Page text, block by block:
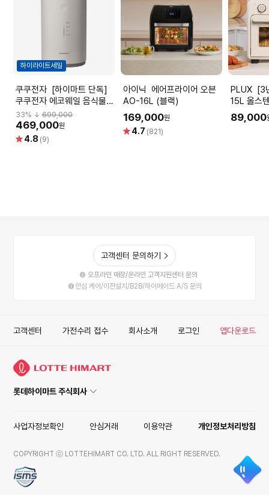
하이라이트세일
쿠쿠전자 [하이마트 단독]
쿠쿠전자 에코웨일 음식물처
리기(건조분쇄타입/2L)
CFD-EFF201DCNW
33% ↓ 699,000
469,000원
별 4.8 (9)
아이닉 에어프라이어 오븐
AO-16L (블랙)
169,000원
별 4.7 (821)
PLUX [3년무상AS]플럭스
15L 올스
이어
89,000
고객센터 문의하기
오프라인 매장/온라인 고객지원센터 문의
안심 케어/이전설치/B2B/하이메이드 A/S 문의
고객센터 가전수리 접수 회사소개 로그인 앱다운로드
롯데하이마트 주식회사
사업자정보확인 안심거래 이용약관 개인정보처리방침
COPYRIGHT ⓒ LOTTEHIMART CO. LTD. ALL RIGHT RESERVED.
ISMS